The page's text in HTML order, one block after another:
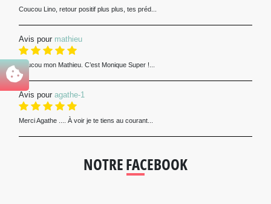
Coucou Lino, retour positif plus plus, tes préd...
Avis pour mathieu
Coucou mon Mathieu. C’est Monique Super !...
Avis pour agathe-1
Merci Agathe .... À voir je te tiens au courant...
NOTRE FACEBOOK